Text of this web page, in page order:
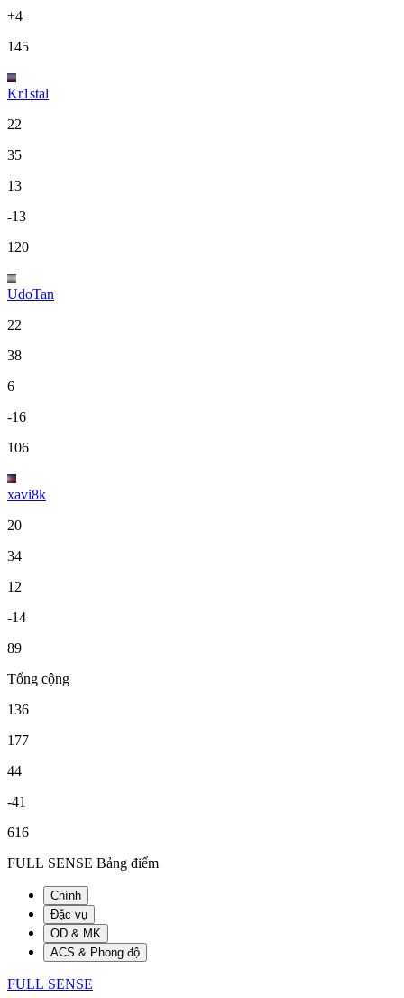
+4
145
Kr1stal
22
35
13
-13
120
UdoTan
22
38
6
-16
106
xavi8k
20
34
12
-14
89
Tổng cộng
136
177
44
-41
616
FULL SENSE Bảng điểm
Chính
Đặc vụ
OD & MK
ACS & Phong độ
FULL SENSE